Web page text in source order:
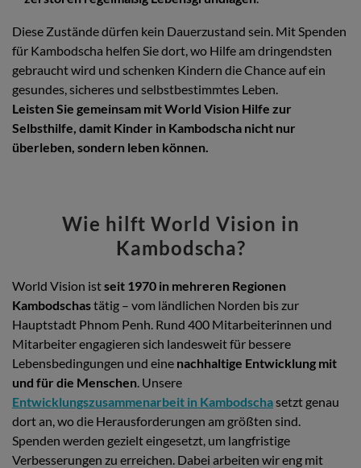
Diese Zustände dürfen kein Dauerzustand sein. Mit Spenden
für Kambodscha helfen Sie dort, wo Hilfe am dringendsten
gebraucht wird und schenken Kindern die Chance auf ein
gesundes, sicheres und selbstbestimmtes Leben.
Leisten Sie gemeinsam mit World Vision Hilfe zur
Selbsthilfe, damit Kinder in Kambodscha nicht nur
überleben, sondern leben können.
Wie hilft World Vision in
Kambodscha?
World Vision istseit 1970 in mehreren Regionen
Kambodschastätig – vom ländlichen Norden bis zur
Hauptstadt Phnom Penh. Rund 400 Mitarbeiterinnen und
Mitarbeiter engagieren sich landesweit für bessere
Lebensbedingungen und eine nachhaltige Entwicklung mit
und für die Menschen . Unsere
Entwicklungszusammenarbeit in Kambodschasetzt genau
dort an, wo die Herausforderungen am größten sind.
Spenden werden gezielt eingesetzt, um langfristige
Verbesserungen zu erreichen. Dabei arbeiten wir eng mit